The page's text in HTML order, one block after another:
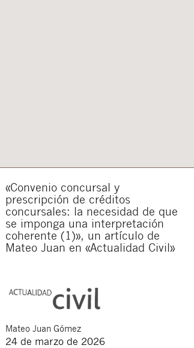
«Convenio concursal y
prescripción de créditos
concursales: la necesidad de que
se imponga una interpretación
coherente (1)», un artículo de
Mateo Juan en «Actualidad Civil»
Mateo Juan Gómez
24 de marzo de 2026